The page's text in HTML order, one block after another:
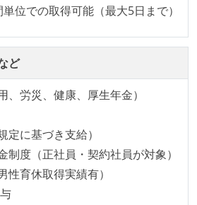
トコードに単体テストを記述、実
け入れテストを記述、実施してい
テストコードを記述している
での品質チェックを義務づけてい
位での取得可能（最大5日まで）
ど
、労災、健康、厚生年金）
定に基づき支給）
制度（正社員・契約社員が対象）
性育休取得実績有）